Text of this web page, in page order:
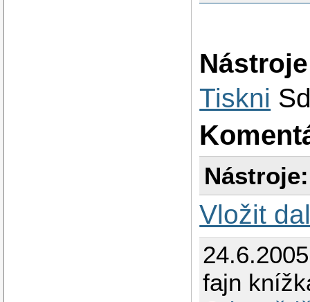
Nástroje
Tiskni
Nástroje:
Vložit
fajn